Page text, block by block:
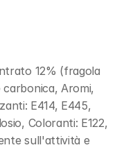
12% (fragola
Aromi,
E414, E445,
Coloranti: E122,
sull'attività e